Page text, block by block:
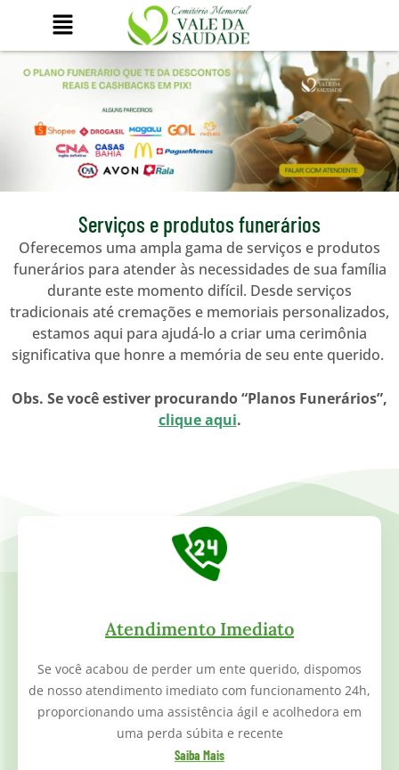
o
conteúdo
Serviços e produtos funerários
Oferecemos uma ampla gama de serviços e produtos
funerários para atender às necessidades de sua família
durante este momento difícil. Desde serviços
tradicionais até cremações e memoriais personalizados,
estamos aqui para ajudá-lo a criar uma cerimônia
significativa que honre a memória de seu ente querido.
Obs. Se você estiver procurando “Planos Funerários”,
clique aqui.
Atendimento Imediato
Se você acabou de perder um ente querido, dispomos
de nosso atendimento imediato com funcionamento 24h,
proporcionando uma assistência ágil e acolhedora em
uma perda súbita e recente
Saiba Mais